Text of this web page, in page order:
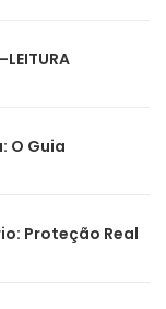
O Guia
Proteção Real